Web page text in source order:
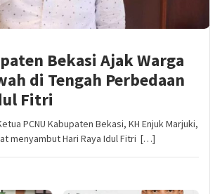
Bekasi Ajak Warga
di Tengah Perbedaan
Fitri
PCNU Kabupaten Bekasi, KH Enjuk Marjuki,
menyambut Hari Raya Idul Fitri […]